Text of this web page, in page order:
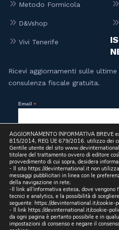
Metodo Formicola
D&Vshop
Vivi Tenerife
Ricevi aggiornamenti sulle
consulenza fiscale gratuita.
Email *
Letta laPrivacy Policy , presto il mio
mezzo email, da parte di questo sito, di
informative e promozionali, inclusa la
prodotti e/o servizi propri e/o di terzi e
ricerche di mercato.
AGGIORNAMENTO INFORMATIVA
815/2014, REG UE 679/2016. utilizzo dei
Gentile utente del sito
titolare del trattamento ovvero di editore
provvedimento di cui sopra, desidera
- Il sito https://devinternational.it non
messaggi pubblicitari in linea con le
della navigazione in rete;
-Il link all'informativa estesa, dove vengono
tecnici e analytics, e la possibilità di
seguente: https://devinternational.it/cookie-
- Il link https://devinternational.it/cookie-
da ogni pagina è pertanto possibile e in
impostazioni di consenso e negare il